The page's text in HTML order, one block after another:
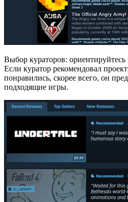
Выбор кураторов:
Если куратор рекомендовал
понравились, скорее всего, он
подходящие игры.